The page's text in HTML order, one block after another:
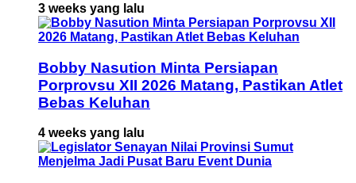
3 weeks yang lalu
Bobby Nasution Minta Persiapan
Porprovsu XII 2026 Matang, Pastikan Atlet
Bebas Keluhan
4 weeks yang lalu